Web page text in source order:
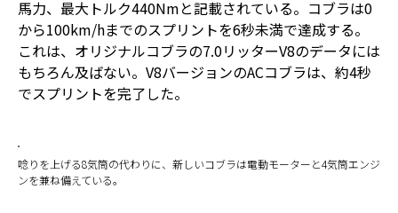
馬力、最大トルク440Nmと記載されている。コブラは0
から100km/hまでのスプリントを6秒未満で達成する。
これは、オリジナルコブラの7.0リッターV8のデータには
もちろん及ばない。V8バージョンのACコブラは、約4秒
でスプリントを完了した。
唸りを上げる8気筒の代わりに、新しいコブラは電動モーターと4気筒エンジ
ンを兼ね備えている。